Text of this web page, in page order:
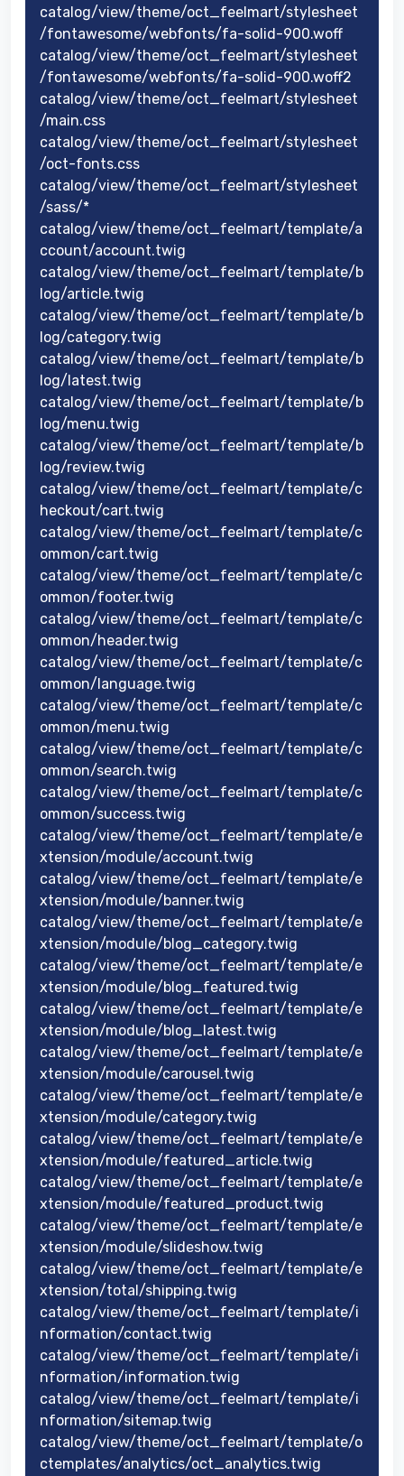
catalog/view/theme/oct_feelmart/stylesheet
/fontawesome/webfonts/fa-solid-900.woff
catalog/view/theme/oct_feelmart/stylesheet
/fontawesome/webfonts/fa-solid-900.woff2
catalog/view/theme/oct_feelmart/stylesheet
/main.css
catalog/view/theme/oct_feelmart/stylesheet
/oct-fonts.css
catalog/view/theme/oct_feelmart/stylesheet
/sass/*
catalog/view/theme/oct_feelmart/template/a
ccount/account.twig
catalog/view/theme/oct_feelmart/template/b
log/article.twig
catalog/view/theme/oct_feelmart/template/b
log/category.twig
catalog/view/theme/oct_feelmart/template/b
log/latest.twig
catalog/view/theme/oct_feelmart/template/b
log/menu.twig
catalog/view/theme/oct_feelmart/template/b
log/review.twig
catalog/view/theme/oct_feelmart/template/c
heckout/cart.twig
catalog/view/theme/oct_feelmart/template/c
ommon/cart.twig
catalog/view/theme/oct_feelmart/template/c
ommon/footer.twig
catalog/view/theme/oct_feelmart/template/c
ommon/header.twig
catalog/view/theme/oct_feelmart/template/c
ommon/language.twig
catalog/view/theme/oct_feelmart/template/c
ommon/menu.twig
catalog/view/theme/oct_feelmart/template/c
ommon/search.twig
catalog/view/theme/oct_feelmart/template/c
ommon/success.twig
catalog/view/theme/oct_feelmart/template/e
xtension/module/account.twig
catalog/view/theme/oct_feelmart/template/e
xtension/module/banner.twig
catalog/view/theme/oct_feelmart/template/e
xtension/module/blog_category.twig
catalog/view/theme/oct_feelmart/template/e
xtension/module/blog_featured.twig
catalog/view/theme/oct_feelmart/template/e
xtension/module/blog_latest.twig
catalog/view/theme/oct_feelmart/template/e
xtension/module/carousel.twig
catalog/view/theme/oct_feelmart/template/e
xtension/module/category.twig
catalog/view/theme/oct_feelmart/template/e
xtension/module/featured_article.twig
catalog/view/theme/oct_feelmart/template/e
xtension/module/featured_product.twig
catalog/view/theme/oct_feelmart/template/e
xtension/module/slideshow.twig
catalog/view/theme/oct_feelmart/template/e
xtension/total/shipping.twig
catalog/view/theme/oct_feelmart/template/i
nformation/contact.twig
catalog/view/theme/oct_feelmart/template/i
nformation/information.twig
catalog/view/theme/oct_feelmart/template/i
nformation/sitemap.twig
catalog/view/theme/oct_feelmart/template/o
ctemplates/analytics/oct_analytics.twig